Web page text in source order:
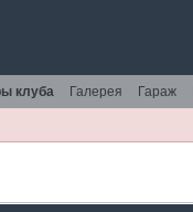
Гараж
Галерея
клуба